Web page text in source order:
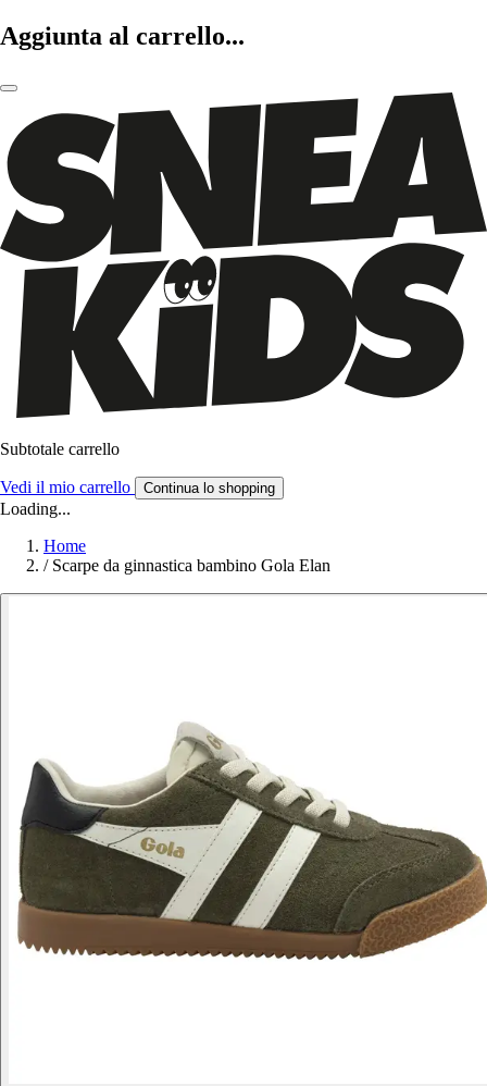
Aggiunta al carrello...
Subtotale carrello
Vedi il mio carrello Continua lo shopping
Loading...
Home
/ Scarpe da ginnastica bambino Gola Elan